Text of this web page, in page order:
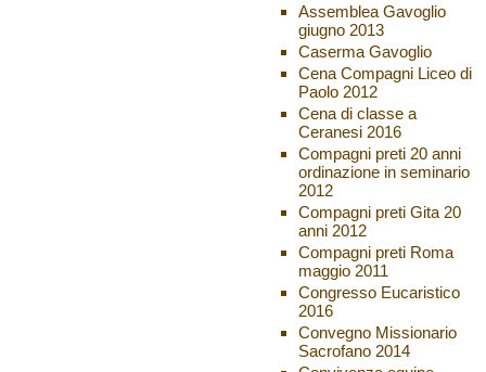
Assemblea Gavoglio
giugno 2013
Caserma Gavoglio
Cena Compagni Liceo di
Paolo 2012
Cena di classe a
Ceranesi 2016
Compagni preti 20 anni
ordinazione in seminario
2012
Compagni preti Gita 20
anni 2012
Compagni preti Roma
maggio 2011
Congresso Eucaristico
2016
Convegno Missionario
Sacrofano 2014